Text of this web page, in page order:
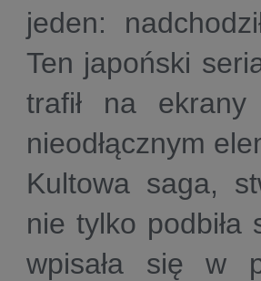
jeden:
Ten japoński
trafił na ekrany
nieodłącznym
Kultowa saga,
nie tylko podbiła
wpisała się w